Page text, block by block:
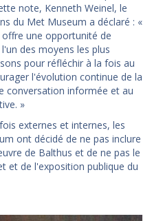
note, Kenneth Weinel, le
du Met Museum a déclaré : «
une opportunité de
des moyens les plus
pour réfléchir à la fois au
l'évolution continue de la
conversation informée et au
»
externes et internes, les
ont décidé de ne pas inclure
de Balthus et de ne pas le
et de l'exposition publique du